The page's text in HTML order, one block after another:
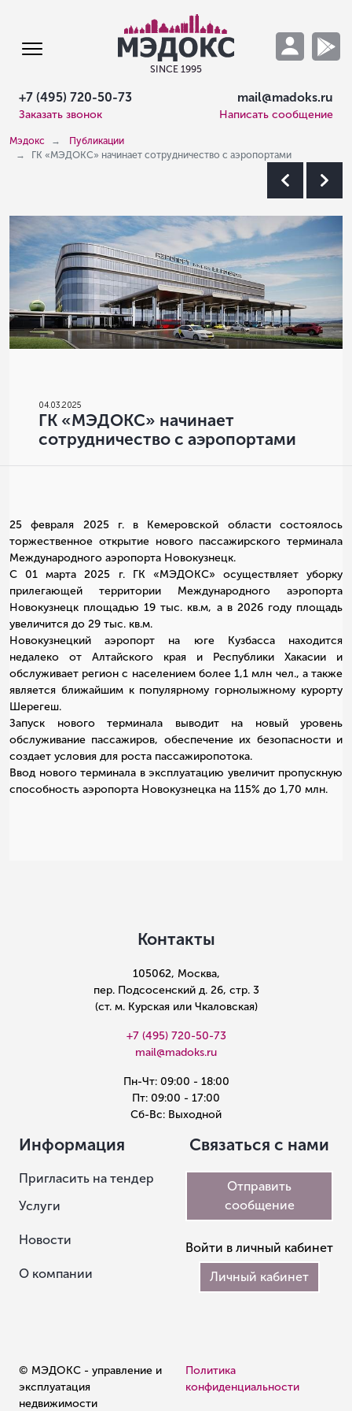
SINCE 1995
+7 (495) 720-50-73
Заказать звонок
mail@madoks.ru
Написать сообщение
Мэдокс
Публикации
ГК «МЭДОКС» начинает сотрудничество с аэропортами
04.03.2025
ГК «МЭДОКС» начинает
сотрудничество с аэропортами
25 февраля 2025 г. в Кемеровской области состоялось
торжественное открытие нового пассажирского терминала
Международного аэропорта Новокузнецк.
С 01 марта 2025 г. ГК «МЭДОКС» осуществляет уборку
прилегающей территории Международного аэропорта
Новокузнецк площадью 19 тыс. кв.м, а в 2026 году площадь
увеличится до 29 тыс. кв.м.
Новокузнецкий аэропорт на юге Кузбасса находится
недалеко от Алтайского края и Республики Хакасии и
обслуживает регион с населением более 1,1 млн чел., а также
является ближайшим к популярному горнолыжному курорту
Шерегеш.
Запуск нового терминала выводит на новый уровень
обслуживание пассажиров, обеспечение их безопасности и
создает условия для роста пассажиропотока.
Ввод нового терминала в эксплуатацию увеличит пропускную
способность аэропорта Новокузнецка на 115% до 1,70 млн.
Контакты
105062, Москва,
пер. Подсосенский д. 26, стр. 3
(ст. м. Курская или Чкаловская)
+7 (495) 720-50-73
mail@madoks.ru
Пн-Чт: 09:00 - 18:00
Пт: 09:00 - 17:00
Сб-Вс: Выходной
Информация
Пригласить на тендер
Услуги
Новости
О компании
Связаться с нами
Отправить
сообщение
Войти в личный кабинет
Личный кабинет
© МЭДОКС - управление и
эксплуатация
недвижимости
Политика
конфиденциальности